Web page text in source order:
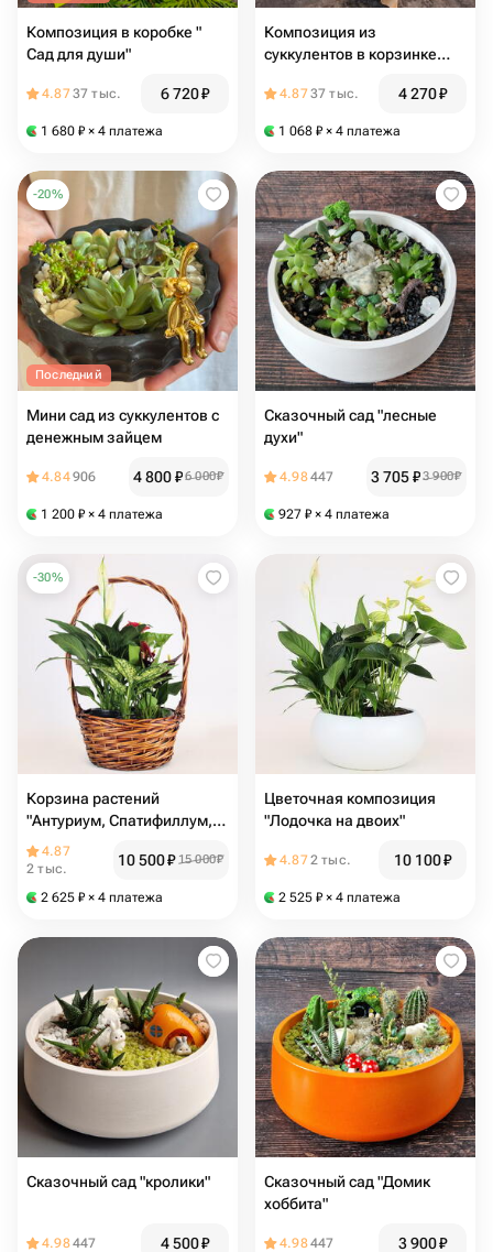
Композиция в коробке "
Сад для души"
4.8737 тыс. 6 720₽
1 680 ₽ × 4 платежа
Композиция из
суккулентов в корзинке
4.8737 тыс. 4 270₽
1 068 ₽ × 4 платежа
-20%
Последний
Мини сад из суккулентов с
денежным зайцем
4.84906 4 800₽6 000₽
1 200 ₽ × 4 платежа
Сказочный сад "лесные
духи"
4.98447 3 705₽3 900₽
927 ₽ × 4 платежа
-30%
Корзина растений
"Антуриум, Спатифиллум,
Аглаонема"
4.87
2 тыс.
10 500₽ 15 000₽
2 625 ₽ × 4 платежа
Цветочная композиция
"Лодочка на двоих"
4.872 тыс. 10 100₽
2 525 ₽ × 4 платежа
Сказочный сад "кролики"
4.98447 4 500₽
Сказочный сад "Домик
хоббита"
4.98447 3 900₽